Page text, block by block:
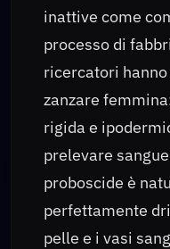
inattive come
processo di
ricercatori
zanzare
rigida e
prelevare
proboscide è
perfettamente
pelle e i vasi